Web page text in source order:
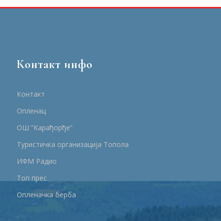
Контакт инфо
Контакт
Опленац
ОШ “Карађорђе”
Туристичка организација Топола
ИФМ Радио
Топ прес
Опленачка берба